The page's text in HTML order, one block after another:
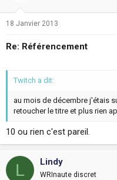
18 Janvier 2013
Re: Référencement
Twitch a dit:
au mois de décembre j'étais
retoucher le titre et plus rien
10 ou rien c'est pareil.
L Lindy
WRInaute discret